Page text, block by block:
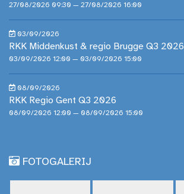
27/08/2026 09:30 — 27/08/2026 16:00
03/09/2026
RKK Middenkust & regio Brugge Q3 2026
03/09/2026 12:00 — 03/09/2026 15:00
08/09/2026
RKK Regio Gent Q3 2026
08/09/2026 12:00 — 08/09/2026 15:00
FOTOGALERIJ